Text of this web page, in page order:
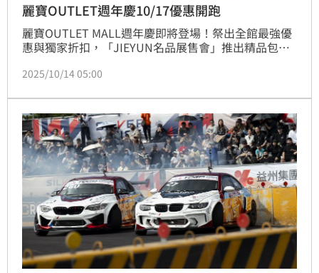
麗寶OUTLET週年慶10/17優惠開跑
麗寶OUTLET MALL週年慶即將登場！祭出全館最強優
惠與獨家折扣，「JIEYUN名品展售會」推出精品包週
2025/10/14 05:00